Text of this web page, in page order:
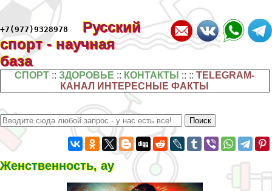
+7(977)9328978
Русский
спорт - научная
база
СПОРТ ::ЗДОРОВЬЕ :: КОНТАКТЫ :: ::TELEGRAM-
КАНАЛ ИНТЕРЕСНЫЕ ФАКТЫ
Женственность, ау